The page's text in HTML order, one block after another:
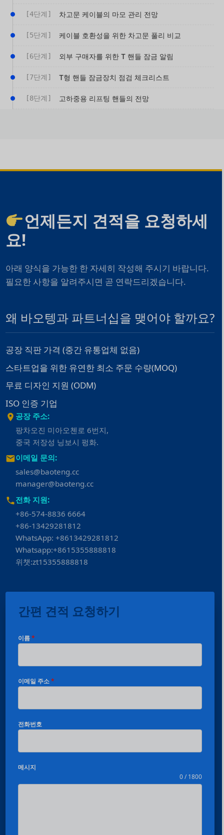
[4단계] 차고문 케이블의 마모 관리 전망
[5단계] 케이블 호환성을 위한 차고문 풀리 비교
[6단계] 외부 구매자를 위한 T 핸들 잠금 알림
[7단계] T형 핸들 잠금장치 점검 체크리스트
[8단계] 고하중용 리프팅 핸들의 전망
언제든지 견적을 요청하세
요!
아래 양식을 가능한 한 자세히 작성해 주시기 바랍니다.
필요한 사항을 알려주시면 곧 연락드리겠습니다.
왜 바오텡과 파트너십을 맺어야 할까요?
공장 직판 가격 (중간 유통업체 없음)
스타트업을 위한 유연한 최소 주문 수량(MOQ)
무료 디자인 지원 (ODM)
ISO 인증 기업
공장 주소:
팡차오진 미아오첸로 6번지,
중국 저장성 닝보시 펑화.
이메일 문의:
sales@baoteng.cc
manager@baoteng.cc
전화 지원:
+86-574-8836 6664
+86-13429281812
WhatsApp: +8613429281812
Whatsapp:+8615355888818
위챗:zt15355888818
간편 견적 요청하기
이름*
이메일 주소*
전화번호
메시지
0 / 1800